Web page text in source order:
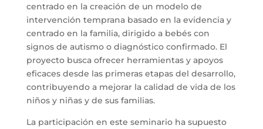
centrado en la creación de un modelo de
intervención temprana basado en la evidencia y
centrado en la familia, dirigido a bebés con
signos de autismo o diagnóstico confirmado. El
proyecto busca ofrecer herramientas y apoyos
eficaces desde las primeras etapas del desarrollo,
contribuyendo a mejorar la calidad de vida de los
niños y niñas y de sus familias.
La participación en este seminario ha supuesto